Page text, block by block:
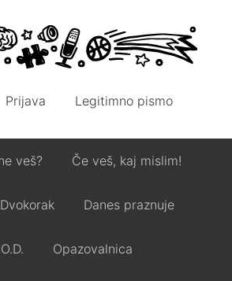
Prijava Legitimno pismo
veš? Če veš, kaj mislim!
Dvokorak Danes praznuje
Opazovalnica